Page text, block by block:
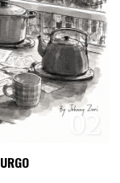
02